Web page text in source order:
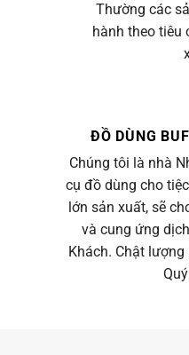
Thường các
hành theo tiêu
ĐỒ DÙNG
Chúng tôi là nhà
cụ đồ dùng cho
lớn sản xuất, sẽ
và cung ứng
Khách. Chật